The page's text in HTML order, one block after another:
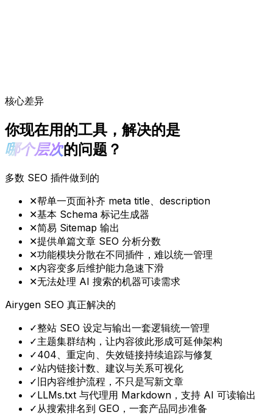
核心差异
你现在用的工具，解决的是
哪个层次的问题？
多数 SEO 插件做到的
✕帮单一页面补齐 meta title、description
✕基本 Schema 标记生成器
✕简易 Sitemap 输出
✕提供单篇文章 SEO 分析分数
✕功能模块分散在不同插件，难以统一管理
✕内容变多后维护能力急速下滑
✕无法处理 AI 搜索的机器可读需求
Airygen SEO 真正解决的
✓整站 SEO 设定与输出一套逻辑统一管理
✓主题集群结构，让内容彼此形成可延伸架构
✓404、重定向、失效链接持续追踪与修复
✓站内链接计数、建议与关系可视化
✓旧内容维护流程，不只是写新文章
✓LLMs.txt 与代理用 Markdown，支持 AI 可读输出
✓ 从搜索排名到 GEO，一套产品同步准备